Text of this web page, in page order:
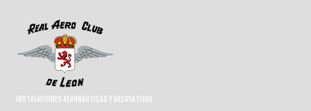
INSTALACIONES AERONÁUTICAS Y RECREATIVAS